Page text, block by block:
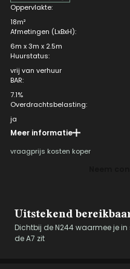
Oppervlakte:
18m²
Afmetingen (LxBxH):
6m x 3m x 2.5m
Huurstatus:
vrij van verhuur
BAR:
7.1%
Overdrachtsbelasting:
ja
Opteren mogelijk:
nee
VvE kosten eigenaar:
Aan eventuele afwijkingen op de
rechten worden ontleend.
Meer informatie
vraagprijs kosten koper
Uitstekend
Dichtbij de N244 waarmee je
de A7 zit